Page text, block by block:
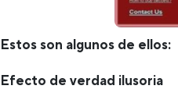
Estos son algunos de ellos:
Efecto de verdad ilusoria